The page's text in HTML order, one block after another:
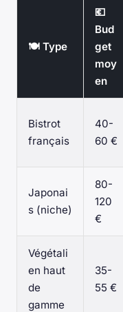
🍽️ Type
💶
Bud
get
moy
en
Bistrot
français
40-
60 €
Japonai
s (niche)
80-
120
€
Végétali
en haut
de
gamme
35-
55 €